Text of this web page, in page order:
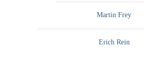
Martin Frey
Erich Rein